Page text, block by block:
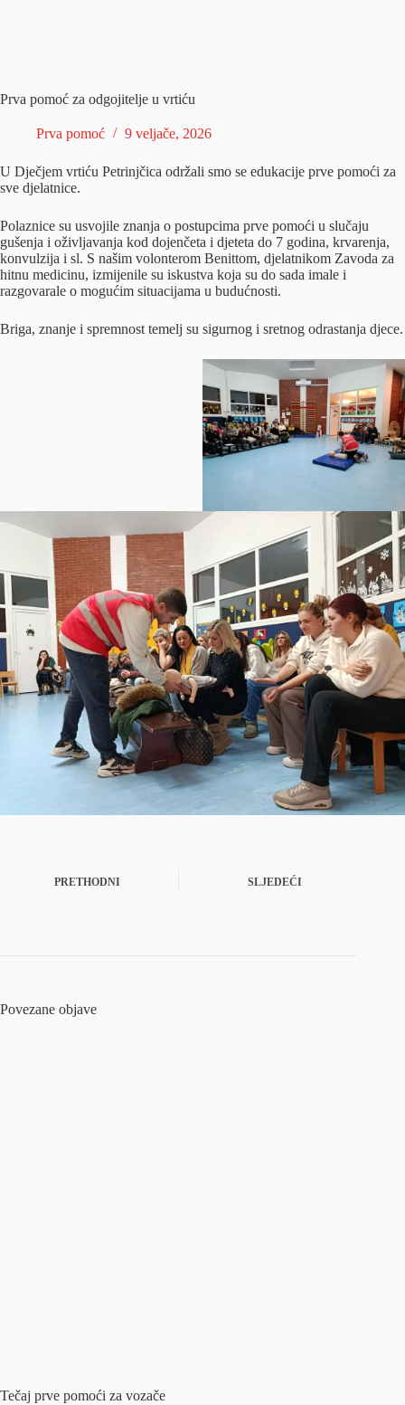
Prva pomoć za odgojitelje u vrtiću
Prva pomoć 9 veljače, 2026
U Dječjem vrtiću Petrinjčica održali smo se edukacije prve pomoći za
sve djelatnice.
Polaznice su usvojile znanja o postupcima prve pomoći u slučaju
gušenja i oživljavanja kod dojenčeta i djeteta do 7 godina, krvarenja,
konvulzija i sl. S našim volonterom Benittom, djelatnikom Zavoda za
hitnu medicinu, izmijenile su iskustva koja su do sada imale i
razgovarale o mogućim situacijama u budućnosti.
Briga, znanje i spremnost temelj su sigurnog i sretnog odrastanja djece.
PRETHODNI SLJEDEĆI
Povezane objave
Tečaj prve pomoći za vozače